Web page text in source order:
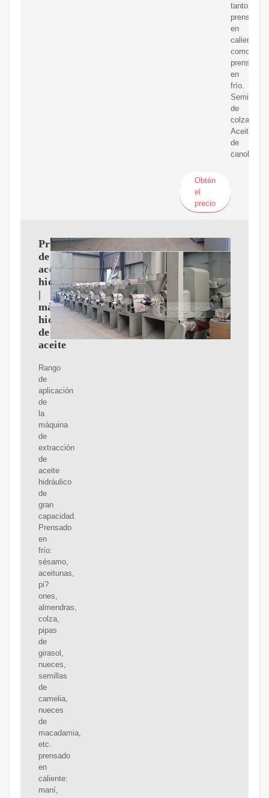
tanto
prensado
en
caliente
como
prensado
en
frío.
Semilla
de
colza/
Aceite
de
canola
Obtén
el
precio
Prensa
de
aceite
hidráulica
|
máquina
hidráulica
de
aceite
Rango
de
aplicación
de
la
máquina
de
extracción
de
aceite
hidráulico
de
gran
capacidad.
Prensado
en
frío:
sésamo,
aceitunas,
pi?
ones,
almendras,
colza,
pipas
de
girasol,
nueces,
semillas
de
camelia,
nueces
de
macadamia,
etc.
prensado
en
caliente:
maní,